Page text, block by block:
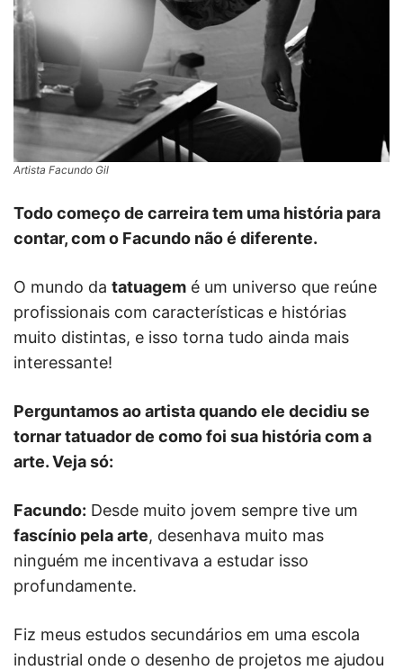
Artista Facundo Gil
Todo começo de carreira tem uma história para
contar, com o Facundo não é diferente.
O mundo da tatuagem é um universo que reúne
profissionais com características e histórias
muito distintas, e isso torna tudo ainda mais
interessante!
Perguntamos ao artista quando ele decidiu se
tornar tatuador de como foi sua história com a
arte. Veja só:
Facundo: Desde muito jovem sempre tive um
fascínio pela arte, desenhava muito mas
ninguém me incentivava a estudar isso
profundamente.
Fiz meus estudos secundários em uma escola
industrial onde o desenho de projetos me ajudou